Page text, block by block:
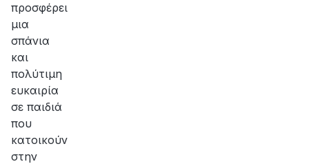
προσφέρει
μια
σπάνια
και
πολύτιμη
ευκαιρία
σε παιδιά
που
κατοικούν
στην